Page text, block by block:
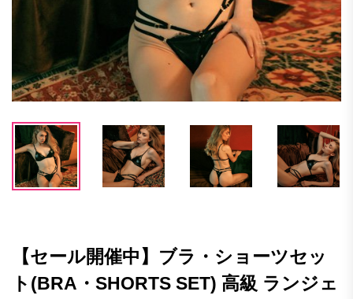
【セール開催中】ブラ・ショーツセッ
ト(BRA・SHORTS SET) 高級 ランジェ